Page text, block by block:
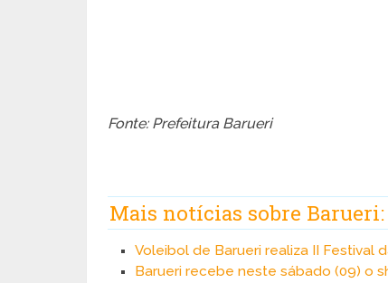
Fonte: Prefeitura Barueri
Mais notícias sobre Barueri:
Voleibol de Barueri realiza II Festival
Barueri recebe neste sábado (09) o